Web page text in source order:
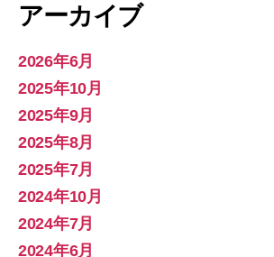
アーカイブ
2026年6月
2025年10月
2025年9月
2025年8月
2025年7月
2024年10月
2024年7月
2024年6月